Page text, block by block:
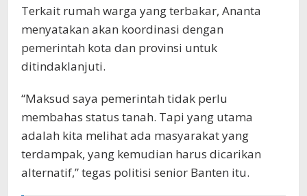
Terkait rumah warga yang terbakar, Ananta
menyatakan akan koordinasi dengan
pemerintah kota dan provinsi untuk
ditindaklanjuti.
“Maksud saya pemerintah tidak perlu
membahas status tanah. Tapi yang utama
adalah kita melihat ada masyarakat yang
terdampak, yang kemudian harus dicarikan
alternatif,” tegas politisi senior Banten itu.